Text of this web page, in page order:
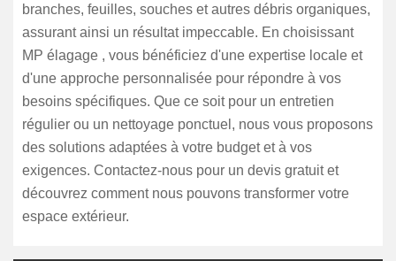
branches, feuilles, souches et autres débris organiques,
assurant ainsi un résultat impeccable. En choisissant
MP élagage , vous bénéficiez d'une expertise locale et
d'une approche personnalisée pour répondre à vos
besoins spécifiques. Que ce soit pour un entretien
régulier ou un nettoyage ponctuel, nous vous proposons
des solutions adaptées à votre budget et à vos
exigences. Contactez-nous pour un devis gratuit et
découvrez comment nous pouvons transformer votre
espace extérieur.